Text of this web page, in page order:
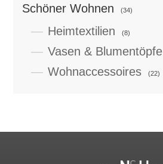
Schöner Wohnen (34)
Heimtextilien (8)
Vasen & Blumentöpfe
Wohnaccessoires (22)